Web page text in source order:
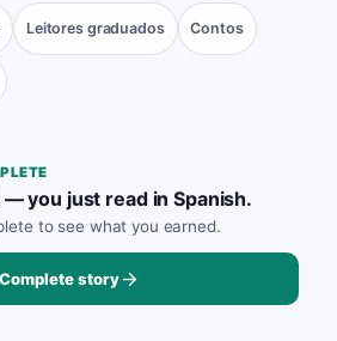
Leitores graduados Contos
you just read in Spanish.
to see what you earned.
Complete story